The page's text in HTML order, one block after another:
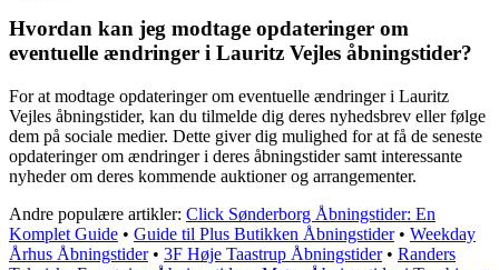
Hvordan kan jeg modtage opdateringer om
eventuelle ændringer i Lauritz Vejles åbningstider?
For at modtage opdateringer om eventuelle ændringer i Lauritz
Vejles åbningstider, kan du tilmelde dig deres nyhedsbrev eller følge
dem på sociale medier. Dette giver dig mulighed for at få de seneste
opdateringer om ændringer i deres åbningstider samt interessante
nyheder om deres kommende auktioner og arrangementer.
Andre populære artikler: Click Sønderborg Åbningstider: En
Komplet Guide • Guide til Plus Butikken Åbningstider• Weekday
Århus Åbningstider• 3F Høje Taastrup Åbningstider• Randers